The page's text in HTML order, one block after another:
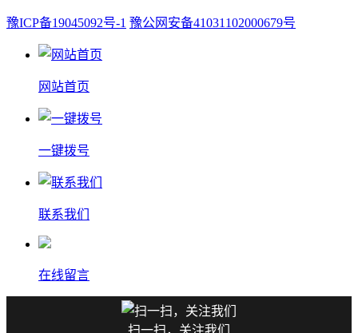
豫ICP备19045092号-1 豫公网安备41031102000679号
网站首页
一键拨号
联系我们
在线留言
扫一扫，关注我们